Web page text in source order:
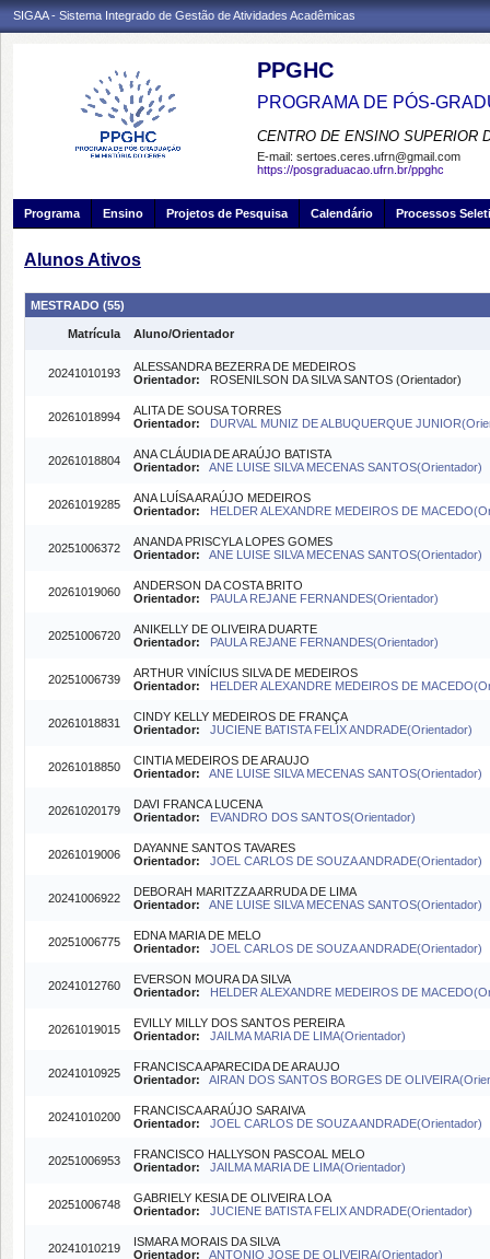
SIGAA - Sistema Integrado de Gestão de Atividades Acadêmicas
PPGHC
PROGRAMA DE PÓS-
CENTRO DE ENSINO SUPERIOR
E-mail: sertoes.ceres.ufrn@gmail.com
https://posgraduacao.ufrn.br/ppghc
Programa Ensino Projetos de Pesquisa Calendário Processos
Alunos Ativos
MESTRADO (55)
Matrícula Aluno/Orientador
20241010193
ALESSANDRA BEZERRA DE MEDEIROS
Orientador: ROSENILSON DA SILVA SANTOS (Orientador)
20261018994
ALITA DE SOUSA TORRES
Orientador:
DURVAL MUNIZ DE ALBUQUERQUE
20261018804
ANA CLÁUDIA DE ARAÚJO BATISTA
Orientador:
ANE LUISE SILVA MECENAS SANTOS(Orientador)
20261019285
ANA LUÍSA ARAÚJO MEDEIROS
Orientador:
HELDER ALEXANDRE MEDEIROS DE
20251006372
ANANDA PRISCYLA LOPES GOMES
Orientador:
ANE LUISE SILVA MECENAS SANTOS(Orientador)
20261019060
ANDERSON DA COSTA BRITO
Orientador:
PAULA REJANE FERNANDES(Orientador)
20251006720
ANIKELLY DE OLIVEIRA DUARTE
Orientador:
PAULA REJANE FERNANDES(Orientador)
20251006739
ARTHUR VINÍCIUS SILVA DE MEDEIROS
Orientador:
HELDER ALEXANDRE MEDEIROS DE
20261018831
CINDY KELLY MEDEIROS DE FRANÇA
Orientador:
JUCIENE BATISTA FELIX ANDRADE(Orientador)
20261018850
CINTIA MEDEIROS DE ARAUJO
Orientador:
ANE LUISE SILVA MECENAS SANTOS(Orientador)
20261020179
DAVI FRANCA LUCENA
Orientador:
EVANDRO DOS SANTOS(Orientador)
20261019006
DAYANNE SANTOS TAVARES
Orientador:
JOEL CARLOS DE SOUZA ANDRADE(Orientador)
20241006922
DEBORAH MARITZZA ARRUDA DE LIMA
Orientador:
ANE LUISE SILVA MECENAS SANTOS(Orientador)
20251006775
EDNA MARIA DE MELO
Orientador:
JOEL CARLOS DE SOUZA ANDRADE(Orientador)
20241012760
EVERSON MOURA DA SILVA
Orientador:
HELDER ALEXANDRE MEDEIROS DE
20261019015
EVILLY MILLY DOS SANTOS PEREIRA
Orientador:
JAILMA MARIA DE LIMA(Orientador)
20241010925
FRANCISCA APARECIDA DE ARAUJO
Orientador:
AIRAN DOS SANTOS BORGES DE
20241010200
FRANCISCA ARAÚJO SARAIVA
Orientador:
JOEL CARLOS DE SOUZA ANDRADE(Orientador)
20251006953
FRANCISCO HALLYSON PASCOAL MELO
Orientador:
JAILMA MARIA DE LIMA(Orientador)
20251006748
GABRIELY KESIA DE OLIVEIRA LOA
Orientador:
JUCIENE BATISTA FELIX ANDRADE(Orientador)
20241010219
ISMARA MORAIS DA SILVA
Orientador:
ANTONIO JOSE DE OLIVEIRA(Orientador)